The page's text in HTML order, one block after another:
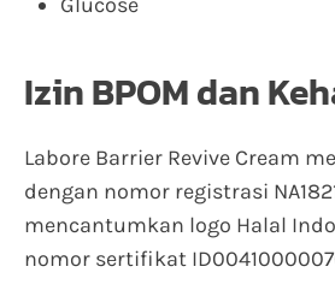
Izin BPOM dan
Labore Barrier Revive Cream
dengan nomor registrasi
mencantumkan logo Halal
nomor sertifikat